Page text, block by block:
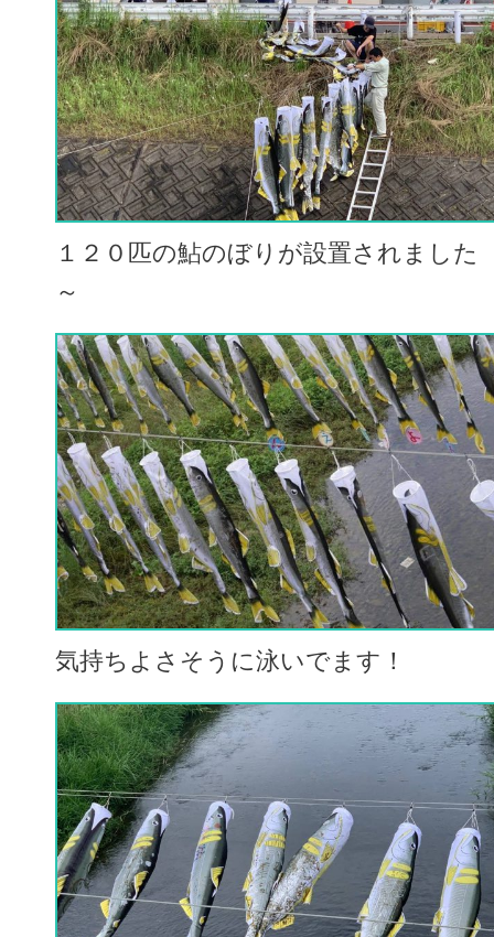
１２０匹の鮎のぼりが設置されました
～
気持ちよさそうに泳いでます！